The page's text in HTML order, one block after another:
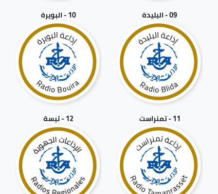
09 - البليدة 10 - البويرة
11 - تمنراست 12 - تبسة